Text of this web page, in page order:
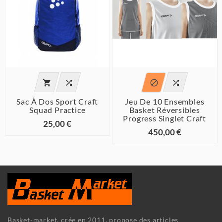
 
Sac À Dos Sport Craft
Squad Practice
25,00 €
 
Jeu De 10 Ensembles
Basket Réversibles
Progress Singlet Craft
450,00 €
Basket-market, crée en 2011, propose des articles